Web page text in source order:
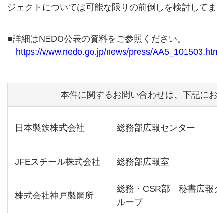
ジェクトについては可能な限りの前倒しを検討して
■詳細はNEDO公表の資料をご参照ください。
https://www.nedo.go.jp/news/press/
本件に関するお問い合わせは、下記に
日本製鉄株式会社 総務部広報センター
JFEスチール株式会社 総務部広報室
株式会社神戸製鋼所
総務・CSR部 秘書広報
ループ